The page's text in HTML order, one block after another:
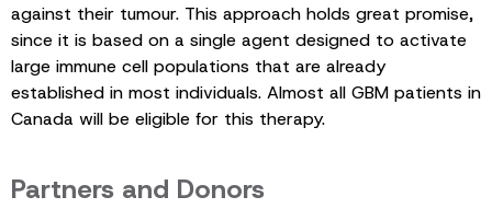
against their tumour. This approach holds great promise,
since it is based on a single agent designed to activate
large immune cell populations that are already
established in most individuals. Almost all GBM patients in
Canada will be eligible for this therapy.
Partners and Donors